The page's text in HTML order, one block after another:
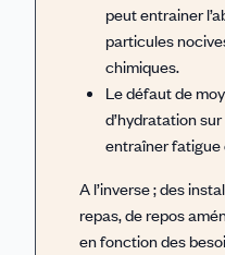
peut entrainer
particules
chimiques.
Le défaut de
d’hydratation
entraîner fatigue
A l’inverse ; des
repas, de repos
en fonction des